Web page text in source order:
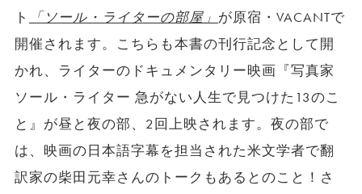
ト
「ソール・ライターの部屋」 が原宿・VACANTで
開催されます。こちらも本書の刊行記念として開
かれ、ライターのドキュメンタリー映画『写真家
ソール・ライター 急がない人生で見つけた13のこ
と』が昼と夜の部、2回上映されます。夜の部で
は、映画の日本語字幕を担当された米文学者で翻
訳家の柴田元幸さんのトークもあるとのこと！さ